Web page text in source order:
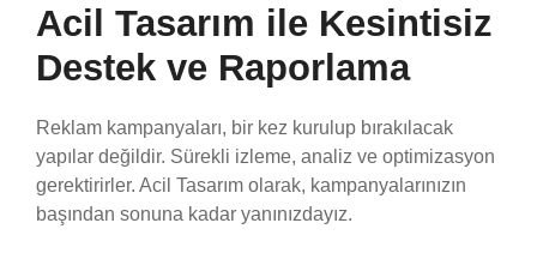
Acil Tasarım ile Kesintisiz
Destek ve Raporlama
Reklam kampanyaları, bir kez kurulup bırakılacak
yapılar değildir. Sürekli izleme, analiz ve optimizasyon
gerektirirler. Acil Tasarım olarak, kampanyalarınızın
başından sonuna kadar yanınızdayız.